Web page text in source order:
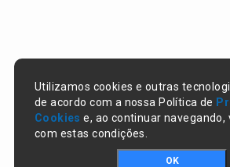
Utilizamos cookies e outras
de acordo com a nossa Política de
Cookies e, ao continuar navegando,
com estas condições.
OK